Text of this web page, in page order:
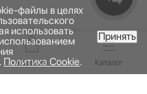
| ООО "НЬЮ МАРКЕТ"
файлы в целях
использовать
Политика Cookie.
Принять
Корзина Каталог